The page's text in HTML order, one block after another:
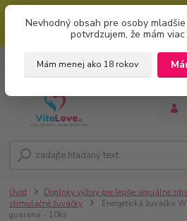
bez úvodzoviek). Zľavový kód zadajte v
políčka: "mám
Nevhodný obsah pre osoby
potvrdzujem, že mám
Mám menej ako 18 rokov
+421 951 733 848
(Po-Pia, 8-16 hod.)
Úvod Doplnky výživy pre lepšie sexuálne
stimulačné žuvačky
Energetická žuvačka
guarana - 10ks